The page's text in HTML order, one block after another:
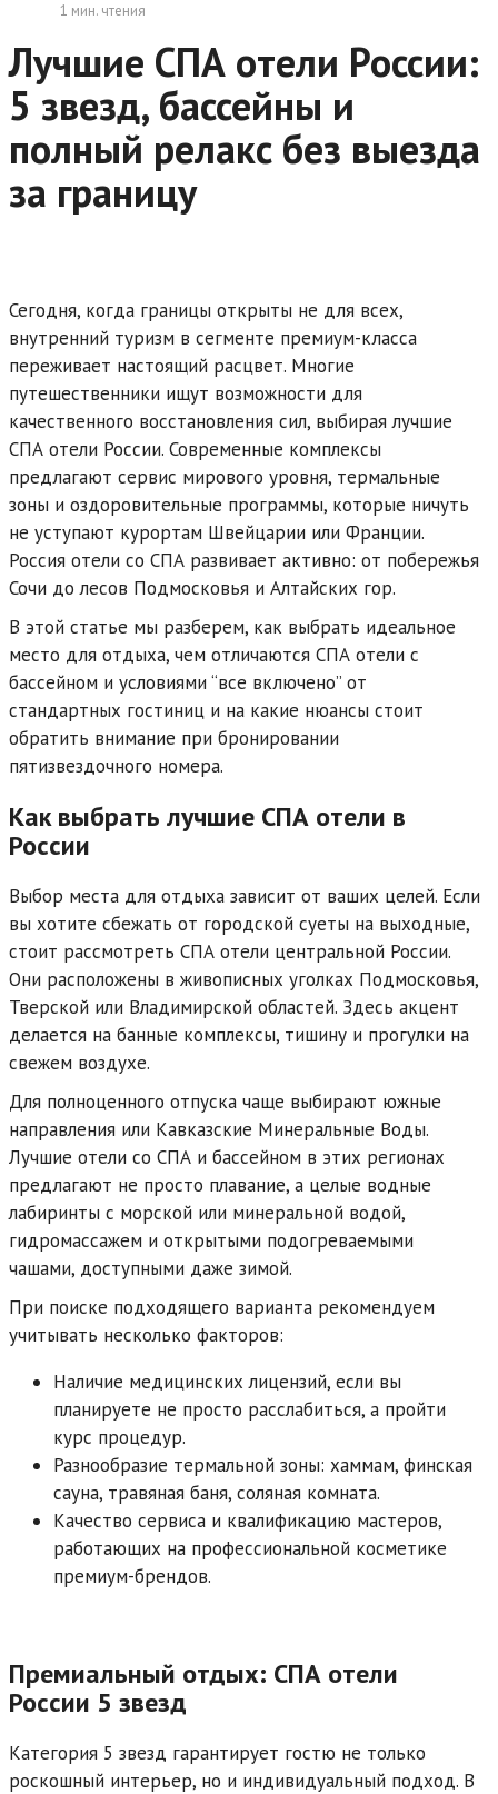
1 мин. чтения
Лучшие СПА отели России:
5 звезд, бассейны и
полный релакс без выезда
за границу
Сегодня, когда границы открыты не для всех,
внутренний туризм в сегменте премиум-класса
переживает настоящий расцвет. Многие
путешественники ищут возможности для
качественного восстановления сил, выбирая лучшие
СПА отели России. Современные комплексы
предлагают сервис мирового уровня, термальные
зоны и оздоровительные программы, которые ничуть
не уступают курортам Швейцарии или Франции.
Россия отели со СПА развивает активно: от побережья
Сочи до лесов Подмосковья и Алтайских гор.
В этой статье мы разберем, как выбрать идеальное
место для отдыха, чем отличаются СПА отели с
бассейном и условиями “все включено” от
стандартных гостиниц и на какие нюансы стоит
обратить внимание при бронировании
пятизвездочного номера.
Как выбрать лучшие СПА отели в
России
Выбор места для отдыха зависит от ваших целей. Если
вы хотите сбежать от городской суеты на выходные,
стоит рассмотреть СПА отели центральной России.
Они расположены в живописных уголках Подмосковья,
Тверской или Владимирской областей. Здесь акцент
делается на банные комплексы, тишину и прогулки на
свежем воздухе.
Для полноценного отпуска чаще выбирают южные
направления или Кавказские Минеральные Воды.
Лучшие отели со СПА и бассейном в этих регионах
предлагают не просто плавание, а целые водные
лабиринты с морской или минеральной водой,
гидромассажем и открытыми подогреваемыми
чашами, доступными даже зимой.
При поиске подходящего варианта рекомендуем
учитывать несколько факторов:
Наличие медицинских лицензий, если вы
планируете не просто расслабиться, а пройти
курс процедур.
Разнообразие термальной зоны: хаммам, финская
сауна, травяная баня, соляная комната.
Качество сервиса и квалификацию мастеров,
работающих на профессиональной косметике
премиум-брендов.
Премиальный отдых: СПА отели
России 5 звезд
Категория 5 звезд гарантирует гостю не только
роскошный интерьер, но и индивидуальный подход. В